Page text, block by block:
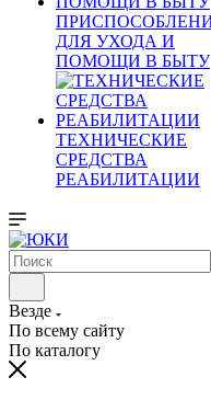
ДЛЯ УХОДА И
ПОМОЩИ В БЫТУ
ТЕХНИЧЕСКИЕ
СРЕДСТВА
РЕАБИЛИТАЦИИ
Везде
По всему сайту
По каталогу